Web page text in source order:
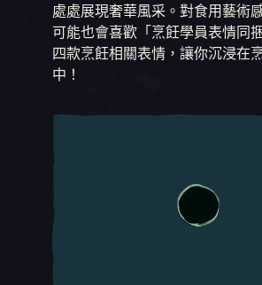
處處展現奢華風采。對食用藝術
可能也會喜歡「烹飪學員表情同
四款烹飪相關表情，讓你沉浸在
中！